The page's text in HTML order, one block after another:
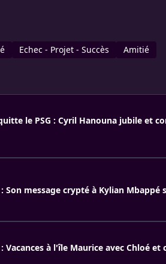
Echec - Projet - Succès Amitié
le PSG : Cyril Hanouna jubile et
Son message crypté à Kylian Mbappé
Vacances à l'île Maurice avec Chloé